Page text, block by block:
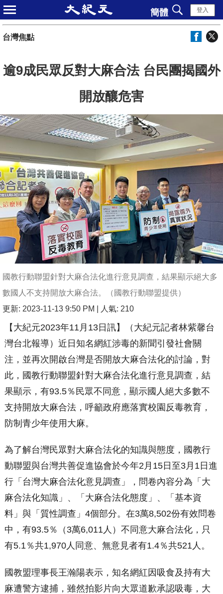
簡體 登入
台灣焦點
逾9成民眾反對大麻合法 台民團揭國外
開放釀危害
國教行動聯盟針對大麻合法化進行意見調查，結果顯示絕大多
數國人不支持開放大麻合法。（國教行動聯盟提供）
更新: 2023-11-13 9:50 PM
| 人氣: 210
【大紀元2023年11月13日訊】（大紀元記者林紫馨台
灣台北報導）近日知名網紅涉毒的新聞引發社會關
注，並再次開啟台灣是否開放大麻合法化的討論，對
此，國教行動聯盟針對大麻合法化進行意見調查，結
果顯示，有93.5％民眾不同意，顯示國人絕大多數不
支持開放大麻合法，呼籲政府應落實校園反毒教育，
防制青少年使用大麻。
為了解台灣民眾對大麻合法化的知識與態度，國教行
動聯盟與台灣共善促進協會於今年2月15日至3月1日進
行「台灣大麻合法化意見調查」，問卷內容分為「大
麻合法化知識」、「大麻合法化態度」、「基本資
料」與「質性調查」4個部分。在3萬8,502份有效問卷
中，有93.5％（3萬6,011人）不同意大麻合法化，只
有5.1％共1,970人同意、無意見者有1.4％共521人。
國教盟理事長王瀚陽表示，知名網紅因吸食及持有大
麻遭警方逮捕，雖然拍影片向大眾道歉承認吸毒，大